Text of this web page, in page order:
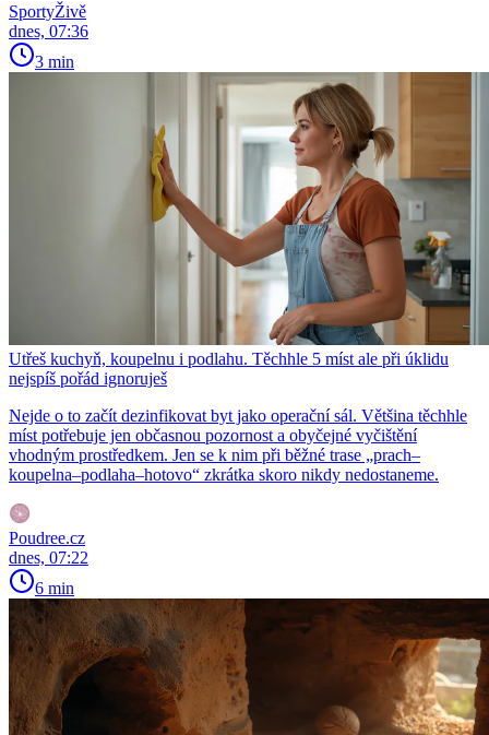
SportyŽivě
dnes, 07:36
3 min
Utřeš kuchyň, koupelnu i podlahu. Těchhle 5 míst ale při úklidu
nejspíš pořád ignoruješ
Nejde o to začít dezinfikovat byt jako operační sál. Většina těchhle
míst potřebuje jen občasnou pozornost a obyčejné vyčištění
vhodným prostředkem. Jen se k nim při běžné trase „prach–
koupelna–podlaha–hotovo“ zkrátka skoro nikdy nedostaneme.
Poudree.cz
dnes, 07:22
6 min